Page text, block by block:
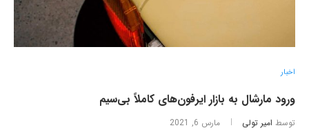
اخبار
ورود مارشال به بازار ایرفون‌های کاملاً بی‌سیم
توسط امیر تولی مارس 6, 2021